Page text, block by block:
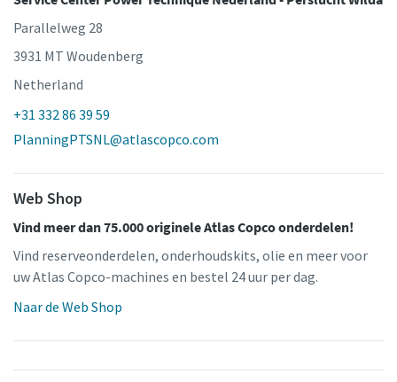
Parallelweg 28
3931 MT Woudenberg
Netherland
+31 332 86 39 59
PlanningPTSNL@atlascopco.com
Web Shop
Vind meer dan 75.000 originele Atlas Copco onderdelen!
Vind reserveonderdelen, onderhoudskits, olie en meer voor
uw Atlas Copco-machines en bestel 24 uur per dag.
Naar de Web Shop